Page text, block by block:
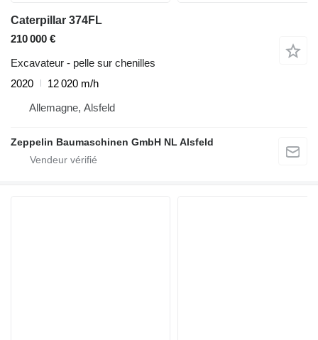
Caterpillar 374FL
210 000 €
Excavateur - pelle sur chenilles
2020
12 020 m/h
Allemagne, Alsfeld
Zeppelin Baumaschinen GmbH NL Alsfeld